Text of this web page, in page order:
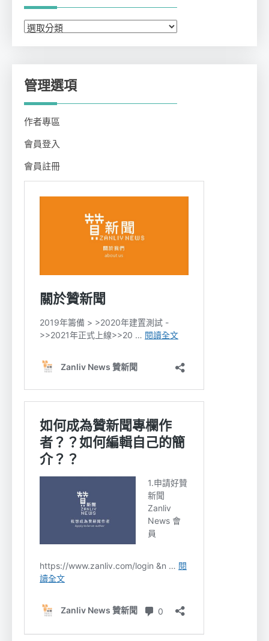
分
管理選項
作者專區
會員登入
會員註冊